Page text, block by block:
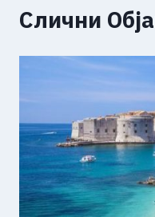
Слични